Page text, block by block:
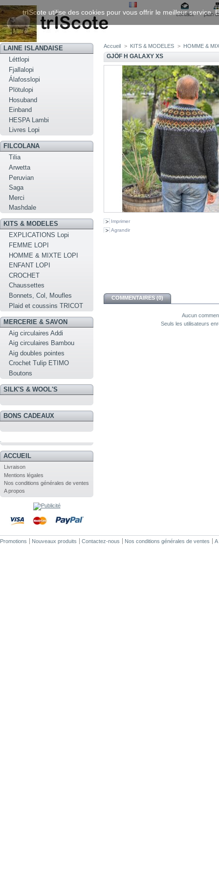
contact plan
LAINE ISLANDAISE
Léttlopi
Fjallalopi
Álafosslopi
Plötulopi
Hosuband
Einband
HESPA Lambi
Livres Lopi
FILCOLANA
Tilia
Arwetta
Peruvian
Saga
Merci
Mashdale
KITS & MODELES
EXPLICATIONS Lopi
FEMME LOPI
HOMME & MIXTE LOPI
ENFANT LOPI
CROCHET
Chaussettes
Bonnets, Col, Moufles
Plaid et coussins TRICOT
MERCERIE & SAVON
Aig circulaires Addi
Aig circulaires Bambou
Aig doubles pointes
Crochet Tulip ETIMO
Boutons
SILK'S & WOOL'S
BONS CADEAUX
ACCUEIL
Livraison
Mentions légales
Nos conditions générales de ventes
A propos
Accueil > KITS & MODELES > HOMME &
GJÖF H GALAXY XS
Imprimer
Agrandir
COMMENTAIRES (0)
Aucun
Seuls les utilisateurs
Promotions Nouveaux produits Contactez-nous Nos conditions générales de ventes A
trIScote utilise des cookies pour vous offrir le meilleur